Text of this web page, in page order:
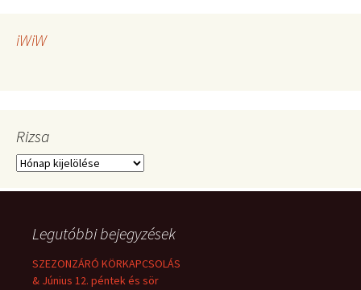
iWiW
Rizsa
Rizsa
Legutóbbi bejegyzések
SZEZONZÁRÓ KÖRKAPCSOLÁS
& Június 12. péntek és sör